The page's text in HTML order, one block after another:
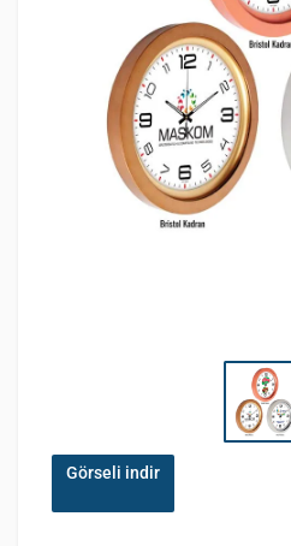
Görseli indir